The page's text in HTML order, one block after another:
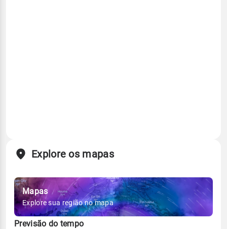
Explore os mapas
Mapas
Explore sua região no mapa
Previsão do tempo